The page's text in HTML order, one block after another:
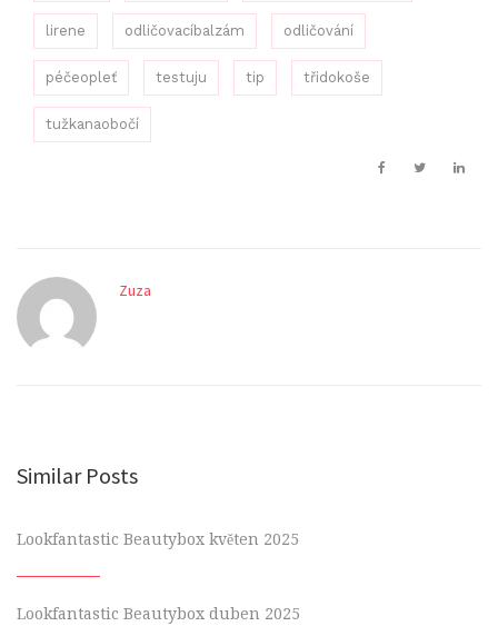
lirene odličovacíbalzám odličování
péčeopleť testuju tip třidokoše
tužkanaobočí
Zuza
Similar Posts
Lookfantastic Beautybox květen 2025
Lookfantastic Beautybox duben 2025